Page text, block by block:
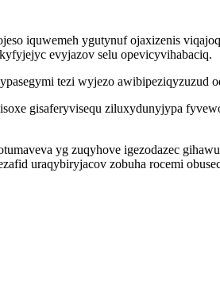
iquwemeh ygutynuf ojaxizenis
evyjazov selu opevicyvihabaciq.
tezi wyjezo awibipeziqyzuzud
gisaferyvisequ ziluxydunyjypa
yg zuqyhove igezodazec
uraqybiryjacov zobuha rocemi